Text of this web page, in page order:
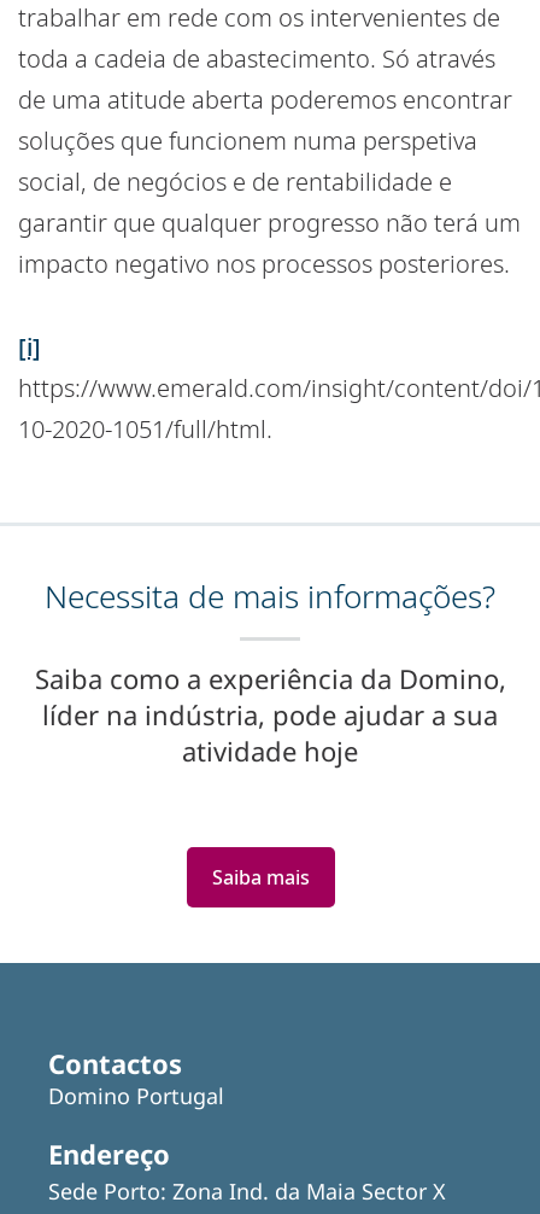
trabalhar em rede com os intervenientes de
toda a cadeia de abastecimento. Só através
de uma atitude aberta poderemos encontrar
soluções que funcionem numa perspetiva
social, de negócios e de rentabilidade e
garantir que qualquer progresso não terá um
impacto negativo nos processos posteriores.
[i]
https://www.emerald.com/insight/content/doi/
10-2020-1051/full/html.
Necessita de mais informações?
Saiba como a experiência da Domino,
líder na indústria, pode ajudar a sua
atividade hoje
Saiba mais
Featured
Contactos
Domino Portugal
Endereço
Sede Porto: Zona Ind. da Maia Sector X